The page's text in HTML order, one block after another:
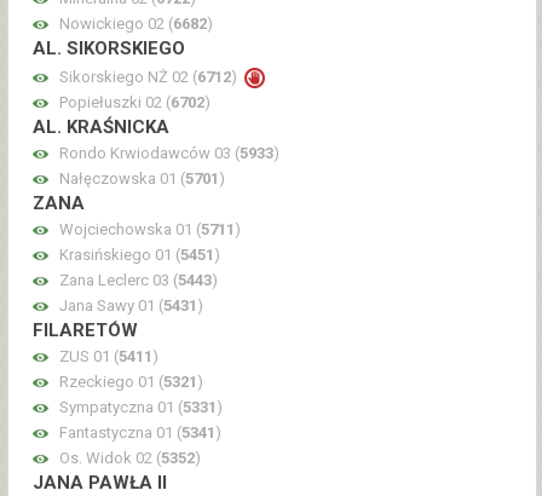
Nowickiego 02 (6682)
AL. SIKORSKIEGO
Sikorskiego NŻ 02 (6712)
Popiełuszki 02 (6702)
AL. KRAŚNICKA
Rondo Krwiodawców 03 (5933)
Nałęczowska 01 (5701 )
ZANA
Wojciechowska 01 (5711 )
Krasińskiego 01 (5451 )
Zana Leclerc 03 (5443)
Jana Sawy 01 (5431 )
FILARETÓW
ZUS 01 (5411 )
Rzeckiego 01 (5321 )
Sympatyczna 01 (5331 )
Fantastyczna 01 (5341 )
Os. Widok 02 (5352)
JANA PAWŁA II